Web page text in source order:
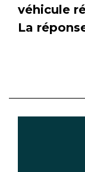
véhicule
La